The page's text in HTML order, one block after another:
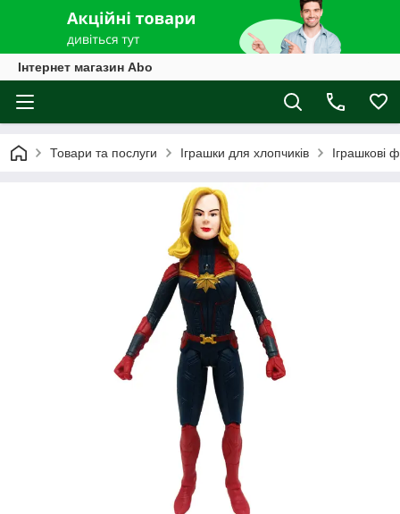
Інтернет магазин Abo
Товари та послуги Іграшки для хлопчиків Іграшкові